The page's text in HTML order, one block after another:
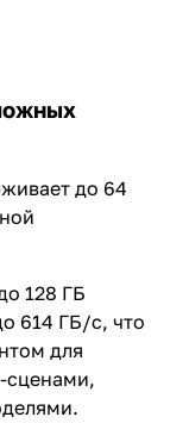
до 64
128 ГБ
614 ГБ/с, что
для
сценами,